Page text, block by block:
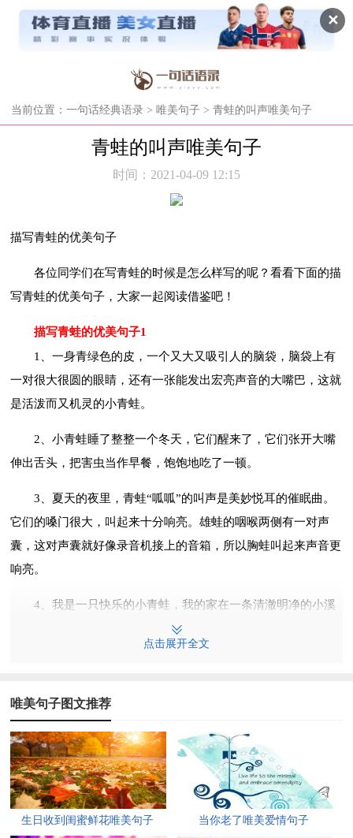
✕
当前位置： 一句话经典语录 > 唯美句子 > 青蛙的叫声唯美句子
青蛙的叫声唯美句子
时间：2021-04-09 12:15
描写青蛙的优美句子
各位同学们在写青蛙的时候是怎么样写的呢？看看下面的描
写青蛙的优美句子，大家一起阅读借鉴吧！
描写青蛙的优美句子1
1、一身青绿色的皮，一个又大又吸引人的脑袋，脑袋上有
一对很大很圆的眼睛，还有一张能发出宏亮声音的大嘴巴，这就
是活泼而又机灵的小青蛙。
2、小青蛙睡了整整一个冬天，它们醒来了，它们张开大嘴
伸出舌头，把害虫当作早餐，饱饱地吃了一顿。
3、夏天的夜里，青蛙“呱呱”的叫声是美妙悦耳的催眠曲。
它们的嗓门很大，叫起来十分响亮。雄蛙的咽喉两侧有一对声
囊，这对声囊就好像录音机接上的音箱，所以胸蛙叫起来声音更
响亮。
4、我是一只快乐的小青蛙，我的家在一条清澈明净的小溪
里。那水清得像一面镜子。我有许多活泼可爱的小伙伴，小伙伴
们每天都要来小河里玩，还有岸上的一些小朋友经常来河边洗
5、它们穿着浅绿色的外衣，雪白的肚皮，长着四条深绿色
的腿，头上有一双又圆又大的眼睛。在它的两眼前方有一张神气
的嘴巴，唱起歌儿来，呱！呱！呱！
6、青蛙在受到敌害袭击时，会发出急促的叫声。当它们感
到天气特别舒服时，比如傍晚，雨前或雨后，青蛙也都会叫个不
点击展开全文
唯美句子图文推荐
生日收到闺蜜鲜花唯美句子 当你老了唯美爱情句子